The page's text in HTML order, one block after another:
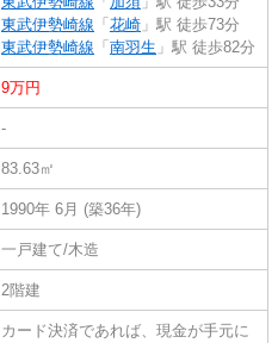
東武伊勢崎線 「 花崎 」駅 徒歩73分
東武伊勢崎線 「 南羽生 」駅 徒歩82分
9万円
-
83.63㎡
1990年 6月 (築36年)
一戸建て/木造
2階建
カード決済であれば、現金が手元に